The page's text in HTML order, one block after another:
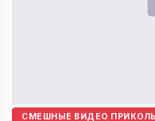
СМЕШНЫЕ ВИДЕО